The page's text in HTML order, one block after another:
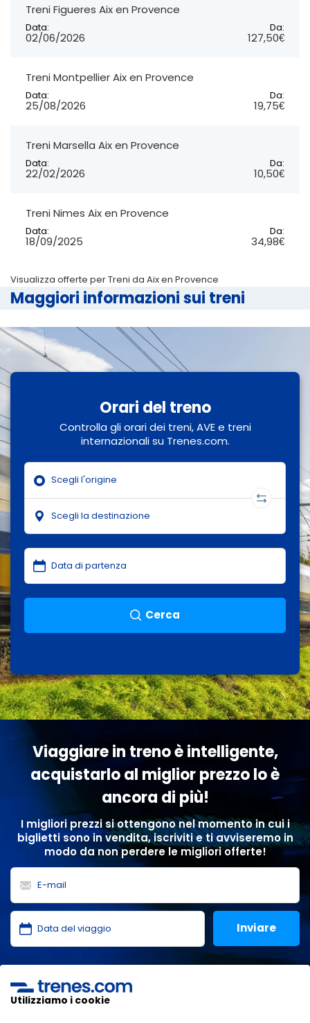
Treni Figueres Aix en Provence
Data:
02/06/2026
Da:
127,50€
Treni Montpellier Aix en Provence
Data:
25/08/2026
Da:
19,75€
Treni Marsella Aix en Provence
Data:
22/02/2026
Da:
10,50€
Treni Nimes Aix en Provence
Data:
18/09/2025
Da:
34,98€
Visualizza offerte per Treni da Aix en Provence
Maggiori informazioni sui treni
Orari del treno
Controlla gli orari dei treni, AVE e treni
internazionali su Trenes.com.
Cerca
Viaggiare in treno è intelligente,
acquistarlo al miglior prezzo lo è
ancora di più!
I migliori prezzi si ottengono nel momento in cui i
biglietti sono in vendita, iscriviti e ti avviseremo in
modo da non perdere le migliori offerte!
dei dati ,condizioni generali
Utilizziamo i cookie